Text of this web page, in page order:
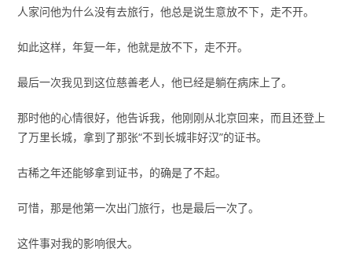
人家问他为什么没有去旅行，他总是说生意放不下，走不开。
如此这样，年复一年，他就是放不下，走不开。
最后一次我见到这位慈善老人，他已经是躺在病床上了。
那时他的心情很好，他告诉我，他刚刚从北京回来，而且还登上
了万里长城，拿到了那张“不到长城非好汉”的证书。
古稀之年还能够拿到证书，的确是了不起。
可惜，那是他第一次出门旅行，也是最后一次了。
这件事对我的影响很大。